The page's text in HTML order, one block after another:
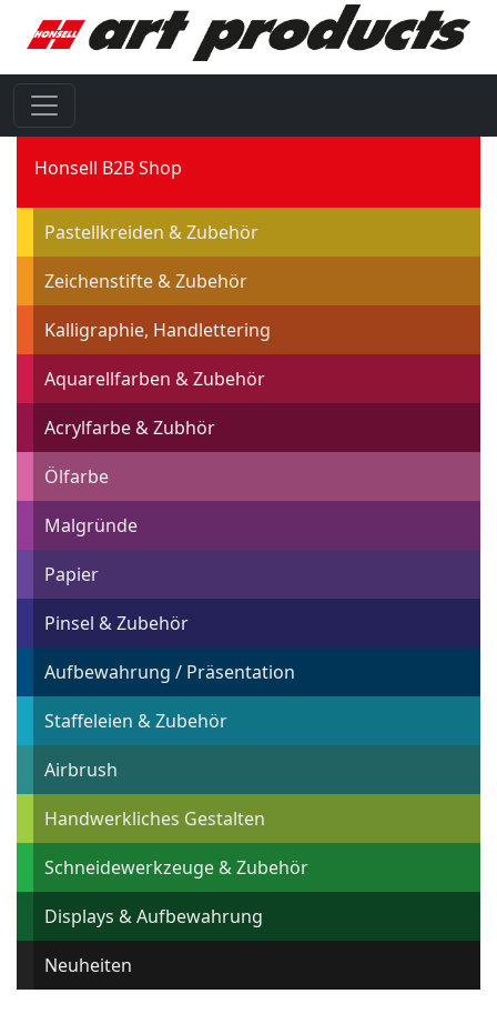
Honsell B2B Shop
Pastellkreiden & Zubehör
Zeichenstifte & Zubehör
Kalligraphie, Handlettering
Aquarellfarben & Zubehör
Acrylfarbe & Zubhör
Ölfarbe
Malgründe
Papier
Pinsel & Zubehör
Aufbewahrung / Präsentation
Staffeleien & Zubehör
Airbrush
Handwerkliches Gestalten
Schneidewerkzeuge & Zubehör
Displays & Aufbewahrung
Neuheiten